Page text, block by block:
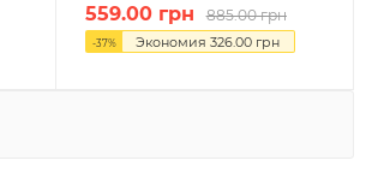
559.00грн 885.00грн
-37% Экономия 326.00грн